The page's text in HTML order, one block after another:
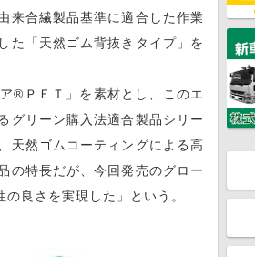
来合繊製品基準に適合した作業
た「天然ゴム背抜きタイプ」を
®ＰＥＴ」を素材とし、このエ
グリーン購入法適合製品シリー
天然ゴムコーティングによる高
の特長だが、今回発売のグロー
良さを実現した」という。